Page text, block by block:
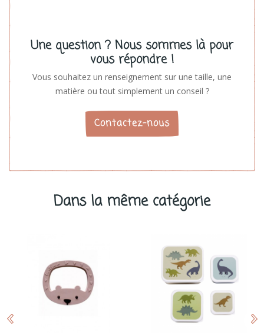
Une question ? Nous sommes là pour
vous répondre !
Vous souhaitez un renseignement sur une taille, une
matière ou tout simplement un conseil ?
Contactez-nous
Dans la même catégorie